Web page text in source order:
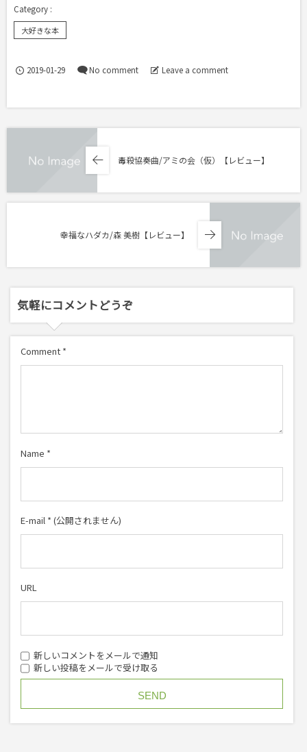
大好きな本
2019-01-29 No comment Leave a comment
毒殺協奏曲/アミの会（仮）【レビュー】
幸福なハダカ/森 美樹【レビュー】
気軽にコメントどうぞ
Comment *
Name *
E-mail * (公開されません)
URL
新しいコメントをメールで通知
新しい投稿をメールで受け取る